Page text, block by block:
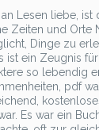
Lesen liebe, ist
Zeiten und Orte
Dinge zu
ist ein Zeugnis
so lebendig
pdf
Es war ein